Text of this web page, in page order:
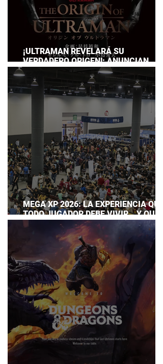
¡ULTRAMAN REVELARÁ SU
VERDADERO ORIGEN!: ANUNCIAN
DOCUMENTAL POR EL 60
ANIVERSARIO DE LA FRANQUICIA
MEGA XP 2026: LA EXPERIENCIA QUE
TODO JUGADOR DEBE VIVIR… Y QUE
AHORA PUEDES DISFRUTAR A TU